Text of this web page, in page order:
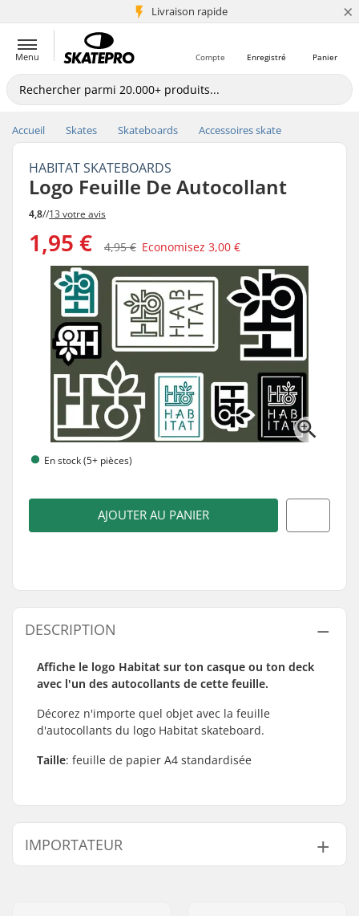
Livraison rapide
+5 mio de clients ×
Menu Panier
Enregistré
Compte
Accueil Skates Skateboards Accessoires skate
HABITAT SKATEBOARDS
Logo Feuille De Autocollant
4,8//13 votre avis
1,95 € 4,95 € Economisez 3,00 €
En stock (5+ pièces)
AJOUTER AU PANIER
DESCRIPTION
Affiche le logo Habitat sur ton casque ou ton deck
avec l'un des autocollants de cette feuille.
Décorez n'importe quel objet avec la feuille
d'autocollants du logo Habitat skateboard.
Taille: feuille de papier A4 standardisée
IMPORTATEUR